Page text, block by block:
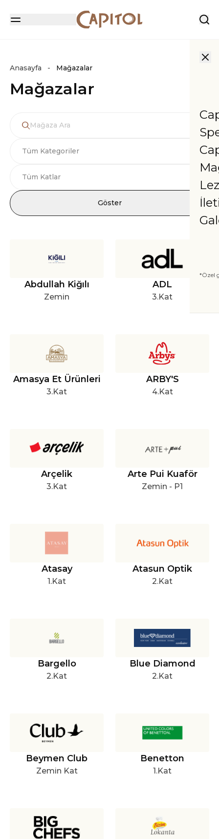
*Özel
Anasayfa Mağazalar
Mağazalar
Göster
Abdullah Kiğılı
Zemin
ADL
3.Kat
Amasya Et Ürünleri
3.Kat
ARBY'S
4.Kat
Arçelik
3.Kat
Arte Pui Kuaför
Zemin - P1
Atasay
1.Kat
Atasun Optik
2.Kat
Bargello
2.Kat
Blue Diamond
2.Kat
Beymen Club
Zemin Kat
Benetton
1.Kat